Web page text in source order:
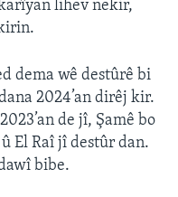
lihev nekir,
dema wê destûrê bi
2024’an dirêj kir.
de jî, Şamê bo
El Raî jî destûr dan.
bibe.